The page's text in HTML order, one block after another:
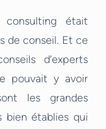
était
de conseil. Et ce
d’experts
pouvait y avoir
les grandes
bien établies qui